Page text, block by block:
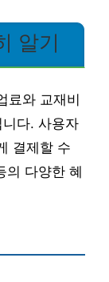
알기
료와 교재비
다. 사용자
결제할 수
의 다양한 혜